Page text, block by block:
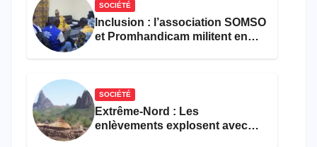
SOCIÉTÉ
Inclusion : l’association SOMSO
et Promhandicam militent en
SOCIÉTÉ
Extrême-Nord : Les
enlèvements explosent avec